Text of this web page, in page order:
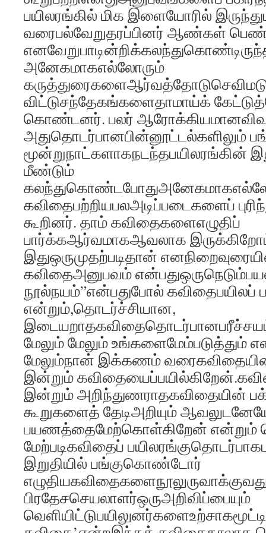
பயிலரங்கில் மிக இளையோரில்
வரைபல்வேறுதரப்பினர் ஆண்கள்
அனேகமாகஎல்லோரும்
விட்டுசந்தேகங்களைதாமாய்க்
கொண்டனர். பலர்
அதுதொடர்பானபின்னூட்டல்களிலும்
மூன்றுநாட்களாகநடந்தபயிலரங்கின்
மீண்டும்
கவிதைபற்றியபலஅடிப்படைகளைப்
கூறினர். தாம் கவிதைகளைஎழுதிப்
பார்க்கஆர்வமாகஆவலாக
இதுஒருமுதற்படிதான்
கவிதைஅனுபவம்
நூல்நயம்”என்பதுபோல் கவிதைபயிலப்
என்றும்,தொடர்ச்சியான,
மேலும் மேலும்
மேலும்நான் இக்கணம்
இன்றும்
இன்றும் அறிந்துணராதகவிதையின்
கூறுகளைத் தேடிஅறியும்
பயணத்தைமேற்கொள்கிறேன் என்றும்
மேற்படிகவிதைப்
இறுதியில் பங்குகொண்டோர்
பிரதேசசெயலாளர்ஒருஅறிவிப்பையும்